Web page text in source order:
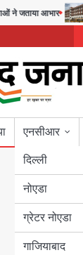
आभार Noida
एनसीआर
दिल्ली
नोएडा
ग्रेटर नोएडा
गाजियाबाद